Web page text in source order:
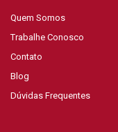
Quem Somos
Trabalhe Conosco
Contato
Blog
Dúvidas Frequentes